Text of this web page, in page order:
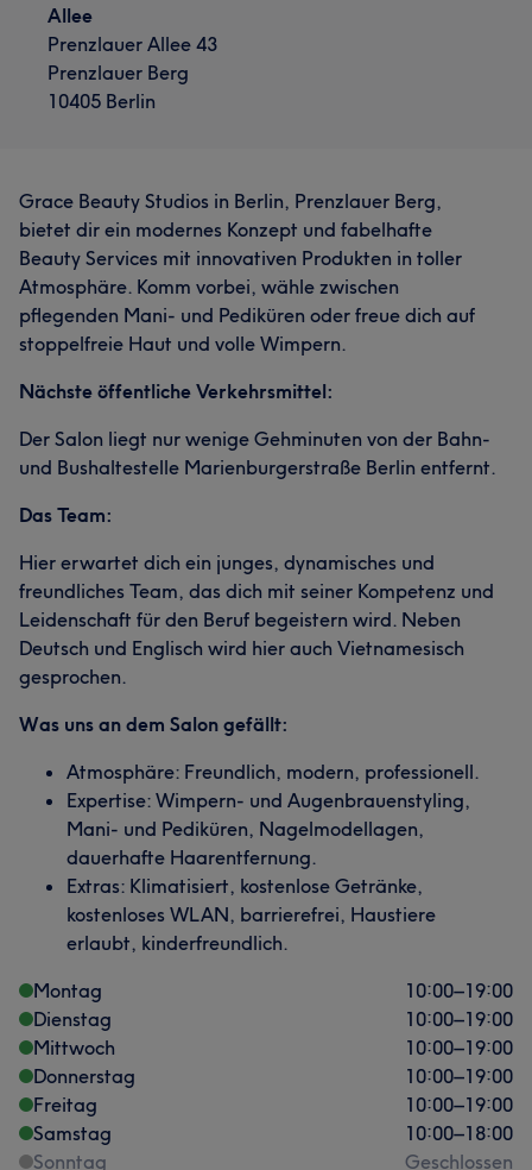
Allee
Prenzlauer Allee 43
Prenzlauer Berg
10405 Berlin
Grace Beauty Studios in Berlin, Prenzlauer Berg,
bietet dir ein modernes Konzept und fabelhafte
Beauty Services mit innovativen Produkten in toller
Atmosphäre. Komm vorbei, wähle zwischen
pflegenden Mani- und Pediküren oder freue dich auf
stoppelfreie Haut und volle Wimpern.
Nächste öffentliche Verkehrsmittel:
Der Salon liegt nur wenige Gehminuten von der Bahn-
und Bushaltestelle Marienburgerstraße Berlin entfernt.
Das Team:
Hier erwartet dich ein junges, dynamisches und
freundliches Team, das dich mit seiner Kompetenz und
Leidenschaft für den Beruf begeistern wird. Neben
Deutsch und Englisch wird hier auch Vietnamesisch
gesprochen.
Was uns an dem Salon gefällt:
Atmosphäre: Freundlich, modern, professionell.
Expertise: Wimpern- und Augenbrauenstyling,
Mani- und Pediküren, Nagelmodellagen,
dauerhafte Haarentfernung.
Extras: Klimatisiert, kostenlose Getränke,
kostenloses WLAN, barrierefrei, Haustiere
erlaubt, kinderfreundlich.
Montag
10:00–19:00
Dienstag
10:00–19:00
Mittwoch
10:00–19:00
Donnerstag
10:00–19:00
Freitag
10:00–19:00
Samstag
10:00–18:00
Sonntag
Geschlossen